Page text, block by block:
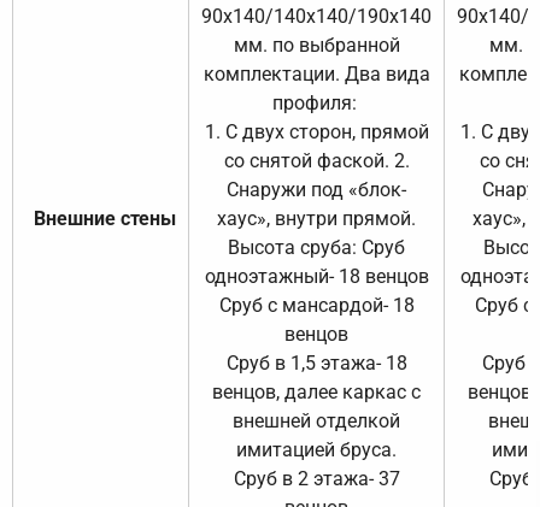
Внешние стены
90х140/140х140/190х140
мм. по выбранной
комплектации. Два вида
профиля:
1. С двух сторон, прямой
со снятой фаской. 2.
Снаружи под «блок-
хаус», внутри прямой.
Высота сруба: Сруб
одноэтажный- 18 венцов
Сруб с мансардой- 18
венцов
Сруб в 1,5 этажа- 18
венцов, далее каркас с
внешней отделкой
имитацией бруса.
Сруб в 2 этажа- 37
90х140/
мм.
1. С
со
хаус»,
Сруб с
Сруб
Сруб